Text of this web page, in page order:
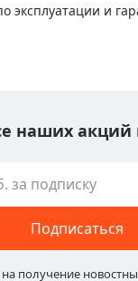
эксплуатации и
наших акций
Подписаться
получение